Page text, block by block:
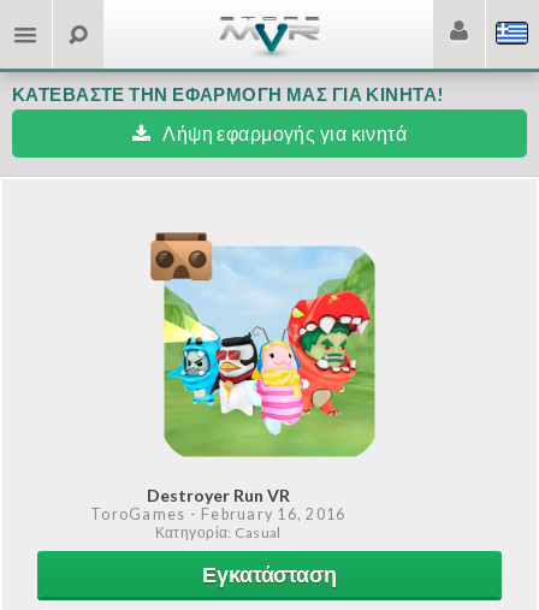
ΚΑΤΕΒΆΣΤΕ ΤΗΝ ΕΦΑΡΜΟΓΉ ΜΑΣ ΓΙΑ ΚΙΝΗΤΆ!
Λήψη εφαρμογής για κινητά
Destroyer Run VR
ToroGames - February 16, 2016
Κατηγορία: Casual
Εγκατάσταση